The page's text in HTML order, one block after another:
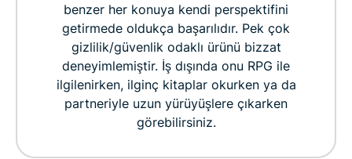
benzer her konuya kendi perspektifini
getirmede oldukça başarılıdır. Pek çok
gizlilik/güvenlik odaklı ürünü bizzat
deneyimlemiştir. İş dışında onu RPG ile
ilgilenirken, ilginç kitaplar okurken ya da
partneriyle uzun yürüyüşlere çıkarken
görebilirsiniz.